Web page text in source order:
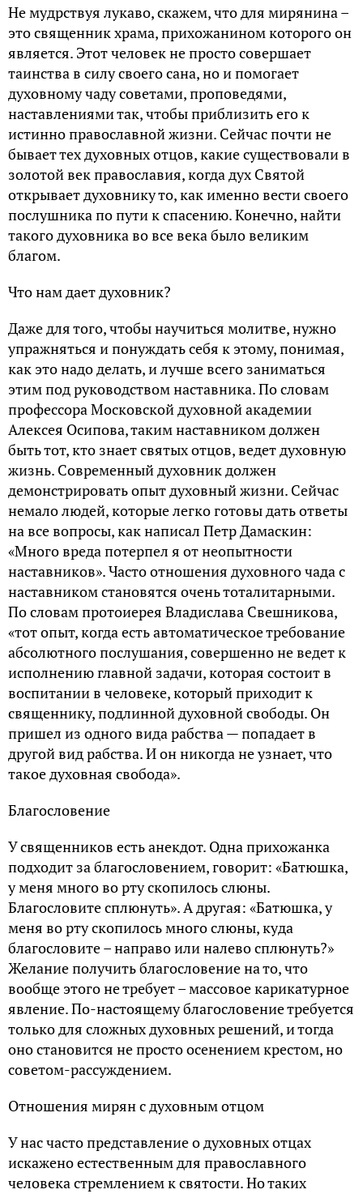
Не мудрствуя лукаво, скажем, что для мирянина –
это священник храма, прихожанином которого он
является. Этот человек не просто совершает
таинства в силу своего сана, но и помогает
духовному чаду советами, проповедями,
наставлениями так, чтобы приблизить его к
истинно православной жизни. Сейчас почти не
бывает тех духовных отцов, какие существовали в
золотой век православия, когда дух Святой
открывает духовнику то, как именно вести своего
послушника по пути к спасению. Конечно, найти
такого духовника во все века было великим
благом.
Что нам дает духовник?
Даже для того, чтобы научиться молитве, нужно
упражняться и понуждать себя к этому, понимая,
как это надо делать, и лучше всего заниматься
этим под руководством наставника. По словам
профессора Московской духовной академии
Алексея Осипова, таким наставником должен
быть тот, кто знает святых отцов, ведет духовную
жизнь. Современный духовник должен
демонстрировать опыт духовный жизни. Сейчас
немало людей, которые легко готовы дать ответы
на все вопросы, как написал Петр Дамаскин:
«Много вреда потерпел я от неопытности
наставников». Часто отношения духовного чада с
наставником становятся очень тоталитарными.
По словам протоиерея Владислава Свешникова,
«тот опыт, когда есть автоматическое требование
абсолютного послушания, совершенно не ведет к
исполнению главной задачи, которая состоит в
воспитании в человеке, который приходит к
священнику, подлинной духовной свободы. Он
пришел из одного вида рабства — попадает в
другой вид рабства. И он никогда не узнает, что
такое духовная свобода».
Благословение
У священников есть анекдот. Одна прихожанка
подходит за благословением, говорит: «Батюшка,
у меня много во рту скопилось слюны.
Благословите сплюнуть». А другая: «Батюшка, у
меня во рту скопилось много слюны, куда
благословите – направо или налево сплюнуть?»
Желание получить благословение на то, что
вообще этого не требует – массовое карикатурное
явление. По-настоящему благословение требуется
только для сложных духовных решений, и тогда
оно становится не просто осенением крестом, но
советом-рассуждением.
Отношения мирян с духовным отцом
У нас часто представление о духовных отцах
искажено естественным для православного
человека стремлением к святости. Но таких